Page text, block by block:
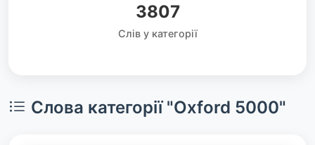
3807
Слів у категорії
Слова категорії "Oxford 5000"